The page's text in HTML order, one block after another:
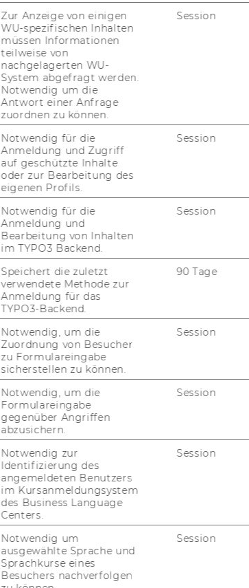
Zur Anzeige von einigen
WU-spezifischen Inhalten
müssen Informationen
teilweise von
nachgelagerten WU-
System abgefragt werden.
Notwendig um die
Antwort einer Anfrage
zuordnen zu können.
Session
Notwendig für die
Anmeldung und Zugriff
auf geschützte Inhalte
oder zur Bearbeitung des
eigenen Profils.
Session
Notwendig für die
Anmeldung und
Bearbeitung von Inhalten
im TYPO3 Backend.
Session
Speichert die zuletzt
verwendete Methode zur
Anmeldung für das
TYPO3-Backend.
90 Tage
Notwendig, um die
Zuordnung von Besucher
zu Formulareingabe
sicherstellen zu können.
Session
Notwendig, um die
Formulareingabe
gegenüber Angriffen
abzusichern.
Session
Notwendig zur
Identifizierung des
angemeldeten Benutzers
im Kursanmeldungsystem
des Business Language
Centers.
Session
Notwendig um
ausgewählte Sprache und
Sprachkurse eines
Besuchers nachverfolgen
Session